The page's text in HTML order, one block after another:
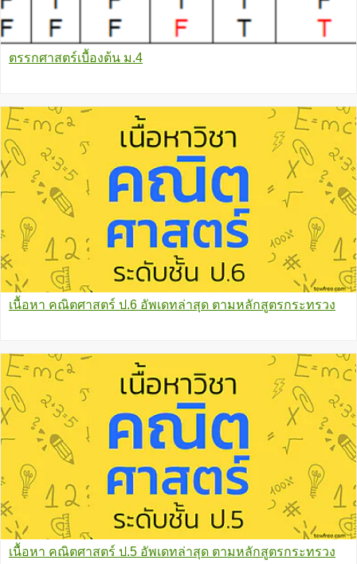
ตรรกศาสตร์เบื้องต้น ม.4
เนื้อหา คณิตศาสตร์ ป.6 อัพเดทล่าสุด ตามหลักสูตรกระทรวง
เนื้อหา คณิตศาสตร์ ป.5 อัพเดทล่าสุด ตามหลักสูตรกระทรวง